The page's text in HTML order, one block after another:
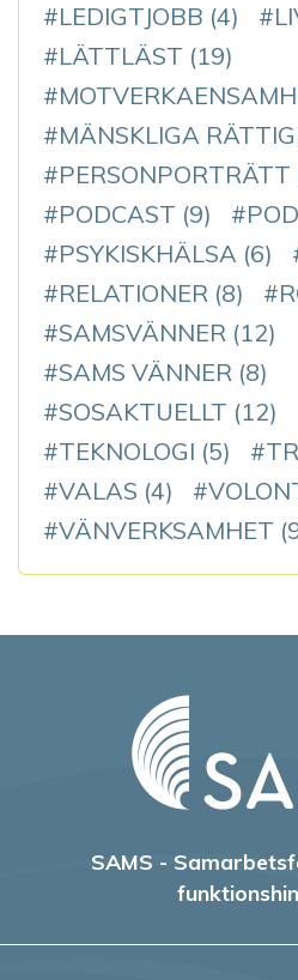
LEDIGTJOBB (4)
LÄTTLÄST (19)
MÄNSKLIGA
PERSONPORTRÄTT
PODCAST (9)
PSYKISKHÄLSA (6)
RELATIONER (8)
SAMSVÄNNER (12)
SAMS VÄNNER (8)
SOSAKTUELLT (12)
TEKNOLOGI (5)
VALAS (4)
VÄNVERKSAMHET
SAMS -